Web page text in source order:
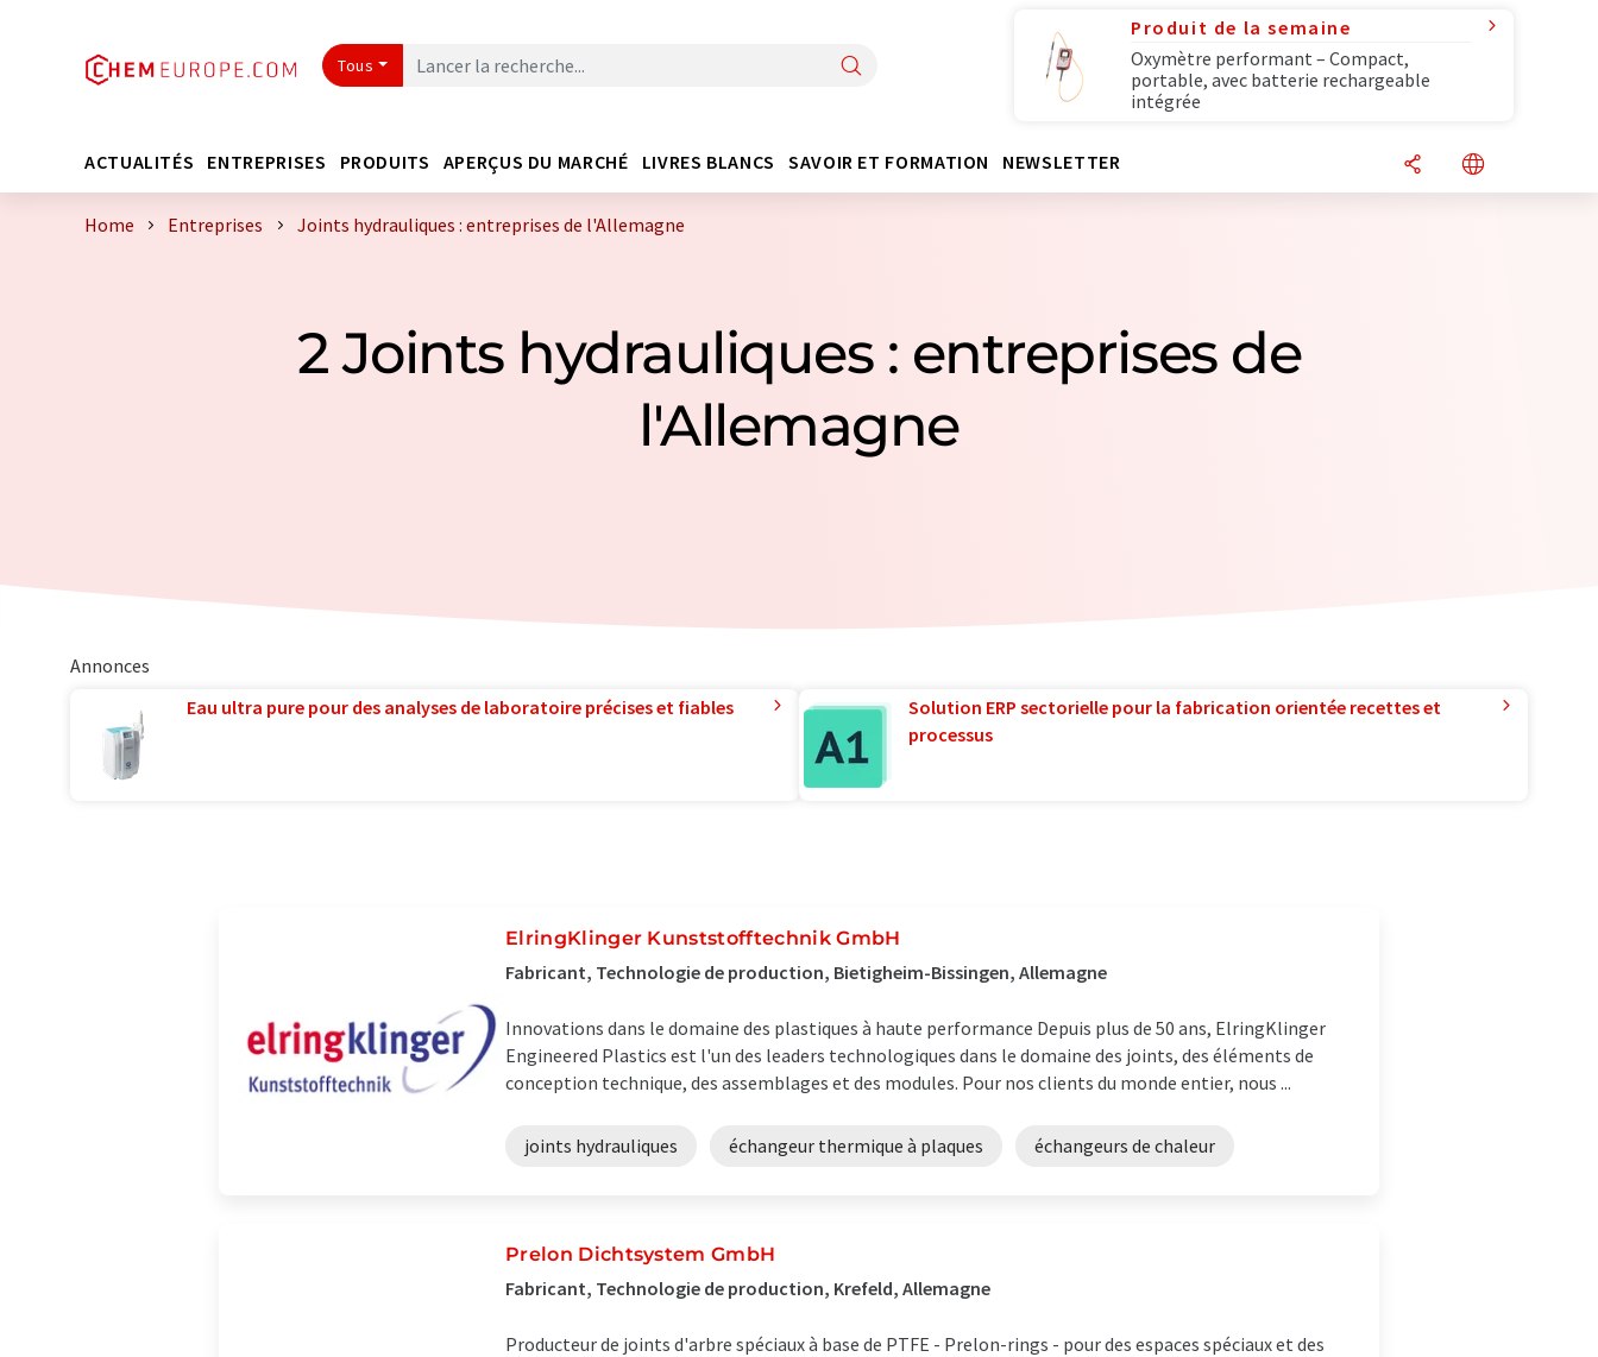
Tous
Produit de la semaine
Oxymètre performant – Compact,
portable, avec batterie rechargeable
intégrée
ACTUALITÉS ENTREPRISES PRODUITS APERÇUS DU MARCHÉ LIVRES BLANCS SAVOIR ET FORMATION NEWSLETTER
Home Entreprises Joints hydrauliques : entreprises de l'Allemagne
2 Joints hydrauliques : entreprises de
l'Allemagne
Annonces
Eau ultra pure pour des analyses de laboratoire précises et fiables
Solution ERP sectorielle pour la fabrication orientée recettes et
processus
ElringKlinger Kunststofftechnik GmbH
Fabricant, Technologie de production, Bietigheim-Bissingen, Allemagne
Innovations dans le domaine des plastiques à haute performance Depuis plus de 50 ans, ElringKlinger
Engineered Plastics est l'un des leaders technologiques dans le domaine des joints, des éléments de
conception technique, des assemblages et des modules. Pour nos clients du monde entier, nous ...
joints hydrauliques échangeur thermique à plaques échangeurs de chaleur
Prelon Dichtsystem GmbH
Fabricant, Technologie de production, Krefeld, Allemagne
Producteur de joints d'arbre spéciaux à base de PTFE - Prelon-rings - pour des espaces spéciaux et des